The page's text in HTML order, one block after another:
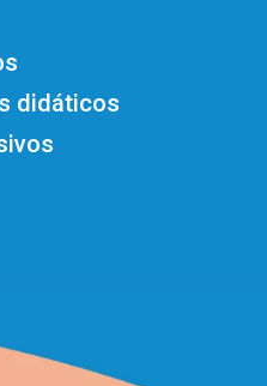
didáticos